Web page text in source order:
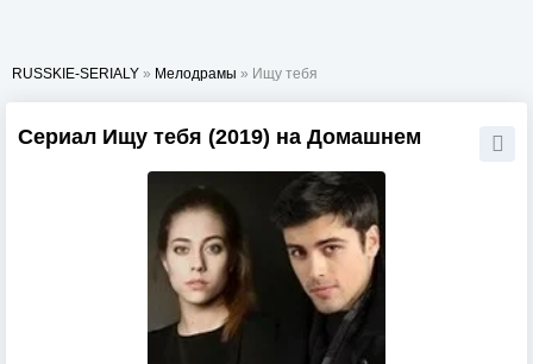
RUSSKIE-SERIALY » Мелодрамы » Ищу тебя
Сериал Ищу тебя (2019) на Домашнем